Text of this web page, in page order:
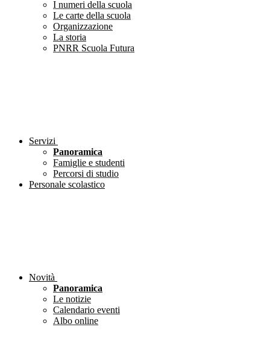
I numeri della scuola
Le carte della scuola
Organizzazione
La storia
PNRR Scuola Futura
Servizi
Panoramica
Famiglie e studenti
Percorsi di studio
Personale scolastico
Novità
Panoramica
Le notizie
Calendario eventi
Albo online